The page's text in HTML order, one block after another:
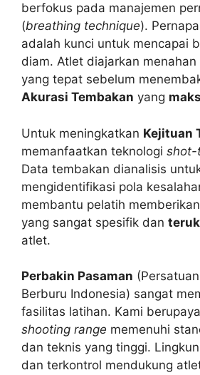
berfokus pada manajemen
(breathing technique).
adalah kunci untuk mencapai
diam. Atlet diajarkan
yang tepat sebelum
Akurasi Tembakan yang
Untuk meningkatkan Kejituan
memanfaatkan teknologi shot-
Data tembakan dianalisis
mengidentifikasi pola
membantu pelatih memberikan
yang sangat spesifik dan
atlet.
Perbakin Pasaman
Berburu Indonesia) sangat
fasilitas latihan. Kami
shooting range memenuhi
dan teknis yang tinggi.
dan terkontrol mendukung